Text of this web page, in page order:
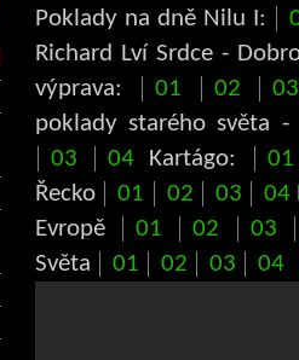
Poklady na dně Nilu I:
Richard Lví Srdce -
výprava:
01 02
03
poklady starého světa
03
04 Kartágo:
01
Řecko
01 02 03 04
Evropě
01 02
03
Světa
01 02 03 04